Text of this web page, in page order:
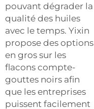
pouvant dégrader la
qualité des huiles
avec le temps. Yixin
propose des options
en gros sur les
flacons compte-
gouttes noirs afin
que les entreprises
puissent facilement